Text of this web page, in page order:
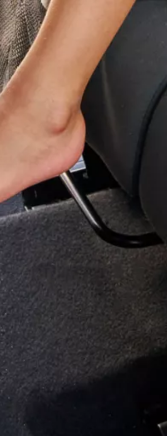
Kundeninformationen
Volkswagen Kundenbetreuung
Warn- und Kontrollleuchten
Assistenzsysteme
Digitale Betriebsanleitung
Live Beratung
Lifestyle
Transport
Familie
Elektromobilität
Volkswagen R
Pannen- und Unfallhilfe
Volkswagen Kundenbetreuung